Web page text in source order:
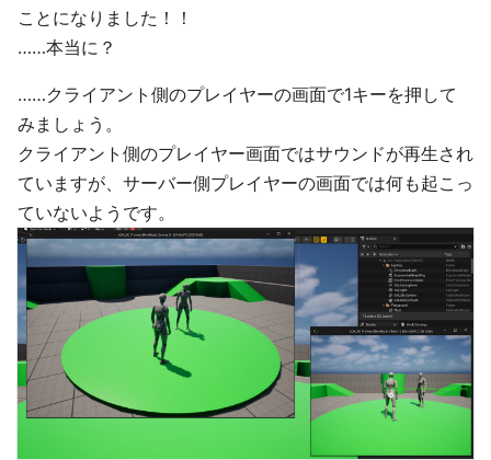
ことになりました！！
……本当に？
……クライアント側のプレイヤーの画面で1キーを押して
みましょう。
クライアント側のプレイヤー画面ではサウンドが再生され
ていますが、サーバー側プレイヤーの画面では何も起こっ
ていないようです。